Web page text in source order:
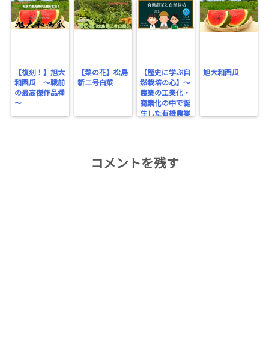
【復刻！】旭大
和西瓜 ～戦前
の最高傑作品種
～
【菜の花】松島
新二号白菜
【歴史に学ぶ自
然栽培の心】～
農業の工業化・
商業化の中で誕
生した有機農業
旭大和西瓜
コメントを残す